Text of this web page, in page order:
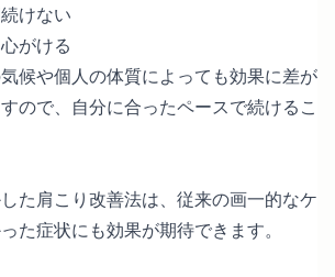
けない
がける
候や個人の体質によっても効果に差が
ので、自分に合ったペースで続けるこ
た肩こり改善法は、従来の画一的なケ
た症状にも効果が期待できます。